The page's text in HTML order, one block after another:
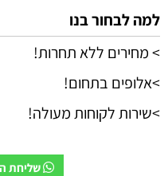
למה לבחור בנו
> מחירים ללא תחרות!
>אלופים בתחום!
>שירות לקוחות מעולה!
שליחת